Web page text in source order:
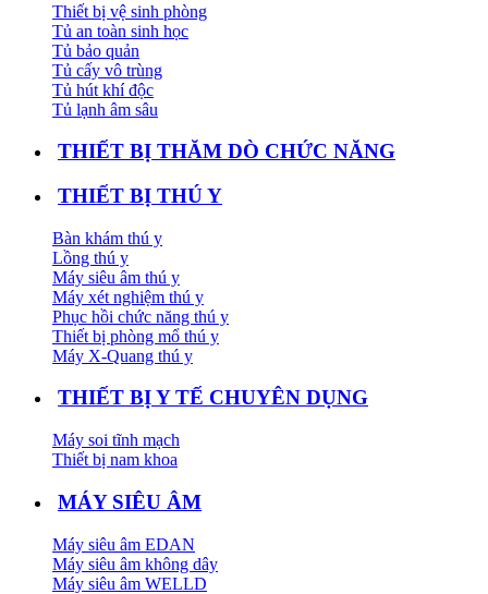
Thiết bị vệ sinh phòng
Tủ an toàn sinh học
Tủ bảo quản
Tủ cấy vô trùng
Tủ hút khí độc
Tủ lạnh âm sâu
THIẾT BỊ THĂM DÒ CHỨC NĂNG
THIẾT BỊ THÚ Y
Bàn khám thú y
Lồng thú y
Máy siêu âm thú y
Máy xét nghiệm thú y
Phục hồi chức năng thú y
Thiết bị phòng mổ thú y
Máy X-Quang thú y
THIẾT BỊ Y TẾ CHUYÊN DỤNG
Máy soi tĩnh mạch
Thiết bị nam khoa
MÁY SIÊU ÂM
Máy siêu âm EDAN
Máy siêu âm không dây
Máy siêu âm WELLD